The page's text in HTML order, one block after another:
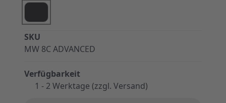
SKU
MW 8C ADVANCED
Verfügbarkeit
1 - 2 Werktage (zzgl. Versand)